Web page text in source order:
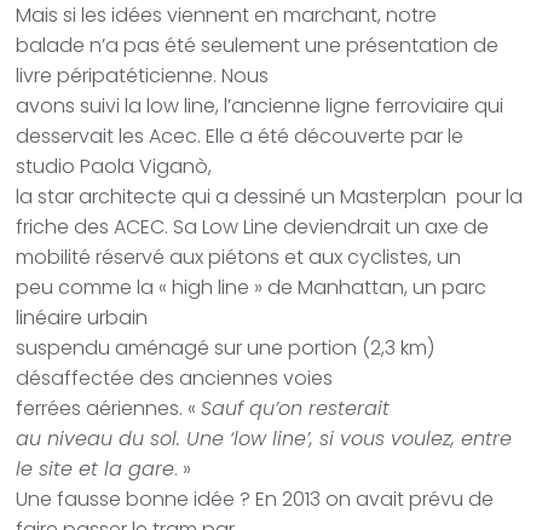
Mais si les idées viennent en marchant, notre
balade n’a pas été seulement une présentation de
livre péripatéticienne. Nous
avons suivi la low line,l’ancienne ligne ferroviaire qui
desservait les Acec. Elle a été découverte par le
studio Paola Viganò,
la star architecte qui a dessiné un Masterplan pour la
friche des ACEC. Sa Low Line deviendrait un axe de
mobilité réservé aux piétons et aux cyclistes, un
peu comme la « high line » de Manhattan, un parc
linéaire urbain
suspendu aménagé sur une portion (2,3 km)
désaffectée des anciennes voies
ferrées aériennes. «Sauf qu’on resterait
au niveau du sol. Une ‘low line’, si vous voulez, entre
le site et la gare. »
Une fausse bonne idée ? En 2013 on avait prévu de